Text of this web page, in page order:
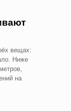
вещах:
Ниже
на